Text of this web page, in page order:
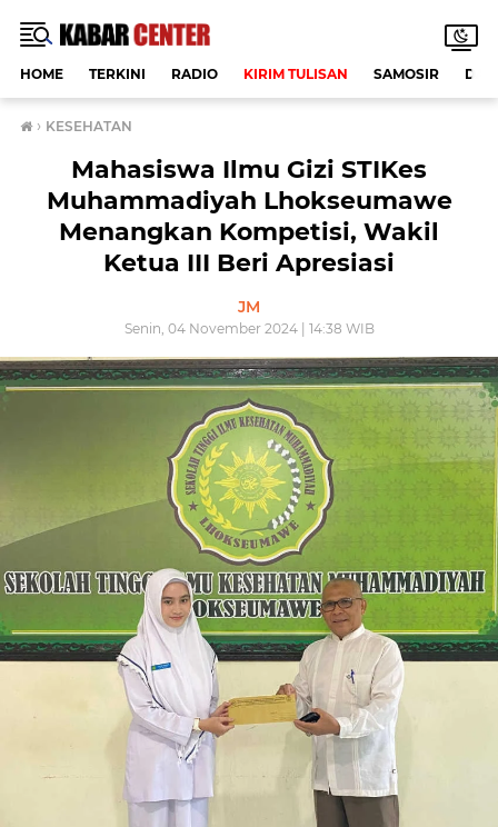
HOME TERKINI RADIO KIRIM TULISAN SAMOSIR
› KESEHATAN
Mahasiswa Ilmu Gizi STIKes
Muhammadiyah Lhokseumawe
Menangkan Kompetisi, Wakil
Ketua III Beri Apresiasi
JM
Senin, 04 November 2024 | 14:38 WIB